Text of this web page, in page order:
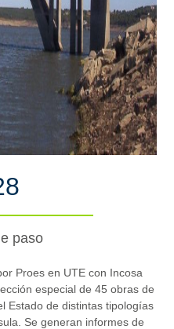
paso
Proes en UTE con Incosa
especial de 45 obras de
Estado de distintas tipologías
Se generan informes de